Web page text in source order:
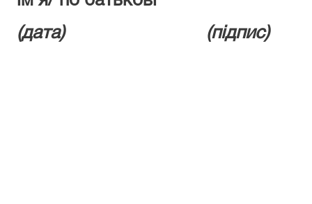
(дата) (підпис)